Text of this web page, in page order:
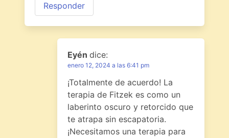
Responder
Eyén dice:
enero 12, 2024 a las 6:41 pm
¡Totalmente de acuerdo! La
terapia de Fitzek es como un
laberinto oscuro y retorcido que
te atrapa sin escapatoria.
¡Necesitamos una terapia para